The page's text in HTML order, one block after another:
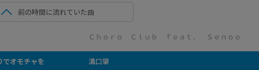
前の時間に流れていた曲
Ｃｈｏｒｏ Ｃｌｕｂ ｆｅａｔ． Ｓｅｎｏｏ
オモチャを 溝口肇